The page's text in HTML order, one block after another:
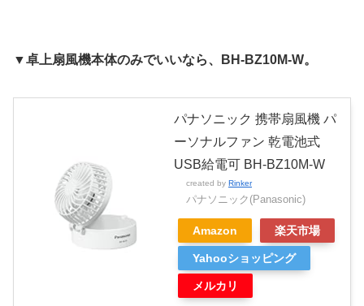
▼卓上扇風機本体のみでいいなら、BH-BZ10M-W。
パナソニック 携帯扇風機 パ
ーソナルファン 乾電池式
USB給電可 BH-BZ10M-W
created by Rinker
パナソニック(Panasonic)
Amazon 楽天市場
Yahooショッピング
メルカリ